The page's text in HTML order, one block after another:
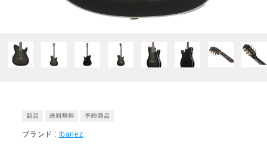
ブランド :
Ibanez